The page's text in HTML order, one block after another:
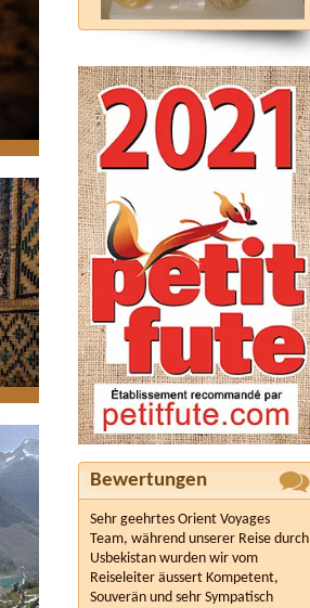
Bewertungen
Sehr geehrtes Orient Voyages
Team, während unserer Reise durch
Usbekistan wurden wir vom
Reiseleiter äussert Kompetent,
Souverän und sehr Sympatisch